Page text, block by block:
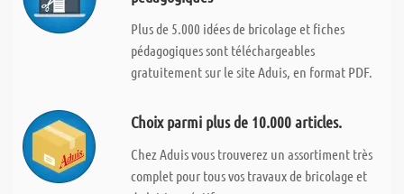
Plus de 5.000 idées de bricolage et fiches
pédagogiques sont téléchargeables
gratuitement sur le site Aduis, en format PDF.
Choix parmi plus de 10.000 articles.
Chez Aduis vous trouverez un assortiment très
complet pour tous vos travaux de bricolage et